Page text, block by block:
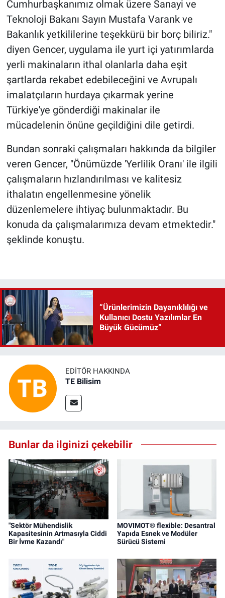
Cumhurbaşkanımız olmak üzere Sanayi ve
Teknoloji Bakanı Sayın Mustafa Varank ve
Bakanlık yetkililerine teşekkürü bir borç biliriz."
diyen Gencer, uygulama ile yurt içi yatırımlarda
yerli makinaların ithal olanlarla daha eşit
şartlarda rekabet edebileceğini ve Avrupalı
imalatçıların hurdaya çıkarmak yerine
Türkiye'ye gönderdiği makinalar ile
mücadelenin önüne geçildiğini dile getirdi.
Bundan sonraki çalışmaları hakkında da bilgiler
veren Gencer, "Önümüzde 'Yerlilik Oranı' ile ilgili
çalışmaların hızlandırılması ve kalitesiz
ithalatın engellenmesine yönelik
düzenlemelere ihtiyaç bulunmaktadır. Bu
konuda da çalışmalarımıza devam etmektedir."
şeklinde konuştu.
“Ürünlerimizin Dayanıklılığı ve
Kullanıcı Dostu Yazılımlar En
Büyük Gücümüz”
EDITÖR HAKKINDA
TE Bilisim
Bunlar da ilginizi çekebilir
"Sektör Mühendislik
Kapasitesinin Artmasıyla Ciddi
Bir İvme Kazandı"
MOVIMOT® flexible: Desantral
Yapıda Esnek ve Modüler
Sürücü Sistemi